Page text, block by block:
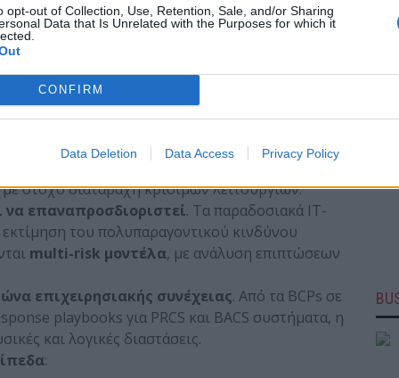
opt-out of Collection, Use, Retention, Sale, and/or Sharing
Data that Is Unrelated with the Purposes for which it
CONFIRM
Data Deletion Data Access Privacy Policy
του ψηφιακού και του φυσικού κόσμου έχει πλέον
Κυβερνοασφάλεια
και υβριδικές
. Δεν αρκεί η τεχνική
απειλών που πηγάζουν από
με στόχο διαταραχή κρίσιμων λειτουργιών.
επαναπροσδιοριστεί. Τα παραδοσιακά IT-
του πολυπαραγοντικού κινδύνου
multi-risk μοντέλα, με ανάλυση επιπτώσεων
επιχειρησιακής συνέχειας. Από τα BCPs σε
playbooks για PRCS και BACS συστήματα, η
και λογικές διαστάσεις.
: